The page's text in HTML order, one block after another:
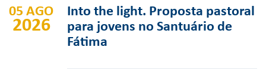
05 AGO
2026
Into the light. Proposta pastoral
para jovens no Santuário de
Fátima